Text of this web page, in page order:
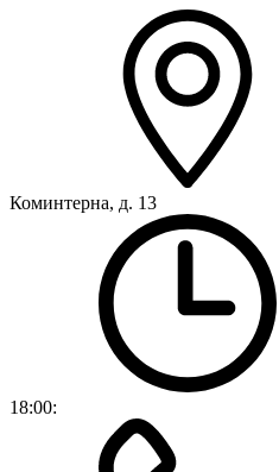
Коминтерна, д. 13
18:00: